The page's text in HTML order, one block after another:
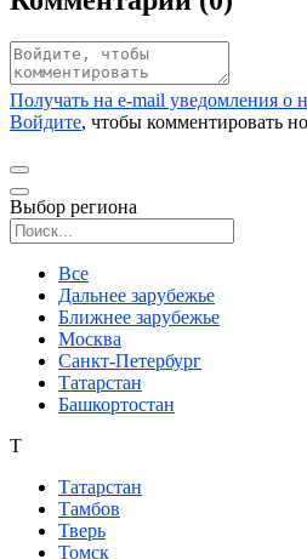
Получать на e‑mail уведомления о
Войдите, чтобы комментировать
Выбор региона
Все
Дальнее зарубежье
Ближнее зарубежье
Москва
Санкт-Петербург
Татарстан
Башкортостан
Т
Татарстан
Тамбов
Тверь
Томск